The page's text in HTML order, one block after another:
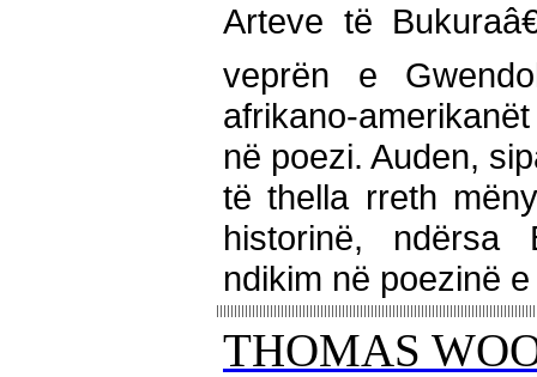
Arteve të
veprën e
afrikano-
në poezi. Auden,
të thella rreth
historinë, ndërsa
ndikim në poezinë
THOMAS